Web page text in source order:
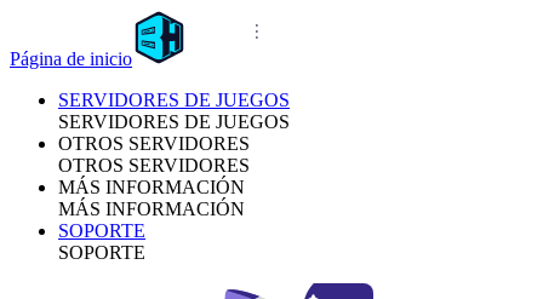
Página de inicio
SERVIDORES DE JUEGOS
SERVIDORES DE JUEGOS
OTROS SERVIDORES
OTROS SERVIDORES
MÁS INFORMACIÓN
MÁS INFORMACIÓN
SOPORTE
SOPORTE